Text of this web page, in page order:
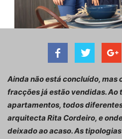
Ainda não está concluído, mas
fracções já estão vendidas. Ao
apartamentos, todos
arquitecta Rita Cordeiro, e
deixado ao acaso. As